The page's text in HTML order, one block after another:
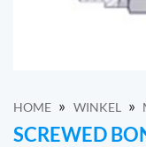
HOME » WINKEL »
SCREWED